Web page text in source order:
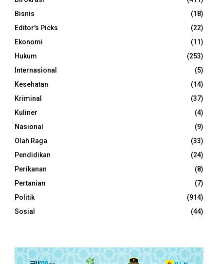
Bisnis
(18)
Editor's Picks
(22)
Ekonomi
(11)
Hukum
(253)
Internasional
(5)
Kesehatan
(14)
Kriminal
(37)
Kuliner
(4)
Nasional
(9)
Olah Raga
(33)
Pendidikan
(24)
Perikanan
(8)
Pertanian
(7)
Politik
(914)
Sosial
(44)